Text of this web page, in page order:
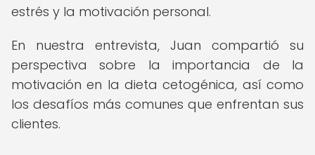
estrés y la motivación personal.
En nuestra entrevista, Juan compartió su
perspectiva sobre la importancia de la
motivación en la dieta cetogénica, así como
los desafíos más comunes que enfrentan sus
clientes.